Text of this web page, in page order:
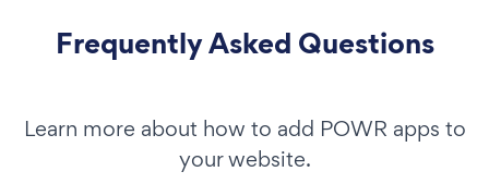
Frequently Asked Questions
Learn more about how to add POWR apps to
your website.